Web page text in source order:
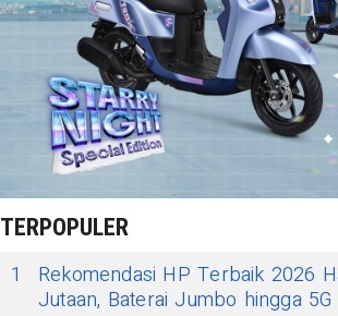
TERPOPULER
1
Rekomendasi HP Terbaik 2026
Jutaan, Baterai Jumbo hingga 5G